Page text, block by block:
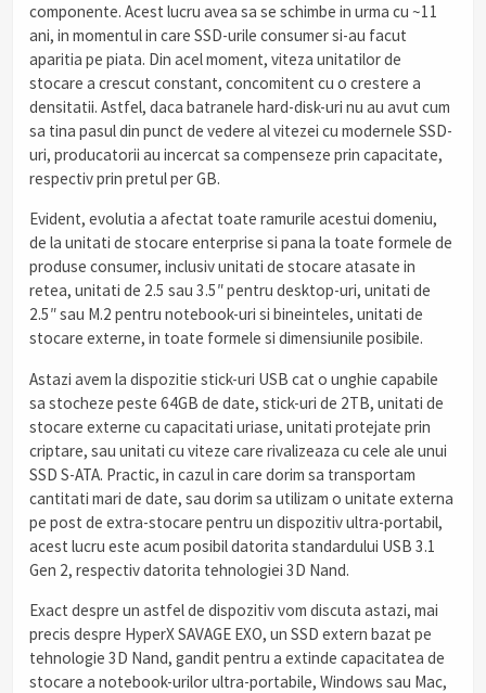
componente. Acest lucru avea sa se schimbe in urma cu ~11
ani, in momentul in care SSD-urile consumer si-au facut
aparitia pe piata. Din acel moment, viteza unitatilor de
stocare a crescut constant, concomitent cu o crestere a
densitatii. Astfel, daca batranele hard-disk-uri nu au avut cum
sa tina pasul din punct de vedere al vitezei cu modernele SSD-
uri, producatorii au incercat sa compenseze prin capacitate,
respectiv prin pretul per GB.
Evident, evolutia a afectat toate ramurile acestui domeniu,
de la unitati de stocare enterprise si pana la toate formele de
produse consumer, inclusiv unitati de stocare atasate in
retea, unitati de 2.5 sau 3.5″ pentru desktop-uri, unitati de
2.5″ sau M.2 pentru notebook-uri si bineinteles, unitati de
stocare externe, in toate formele si dimensiunile posibile.
Astazi avem la dispozitie stick-uri USB cat o unghie capabile
sa stocheze peste 64GB de date, stick-uri de 2TB, unitati de
stocare externe cu capacitati uriase, unitati protejate prin
criptare, sau unitati cu viteze care rivalizeaza cu cele ale unui
SSD S-ATA. Practic, in cazul in care dorim sa transportam
cantitati mari de date, sau dorim sa utilizam o unitate externa
pe post de extra-stocare pentru un dispozitiv ultra-portabil,
acest lucru este acum posibil datorita standardului USB 3.1
Gen 2, respectiv datorita tehnologiei 3D Nand.
Exact despre un astfel de dispozitiv vom discuta astazi, mai
precis despre HyperX SAVAGE EXO, un SSD extern bazat pe
tehnologie 3D Nand, gandit pentru a extinde capacitatea de
stocare a notebook-urilor ultra-portabile, Windows sau Mac,